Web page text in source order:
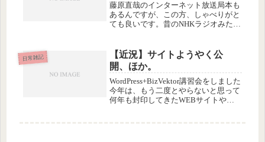
藤原直哉のインターネット放送局本も
あるんですが、この方、しゃべりがと
ても良いです。昔のNHKラジオみたい
まで聞いてしまうのは、内容というよ
り語りの上手さか？内容的には、今
ま...
日常雑記
【近況】サイトようやく公
開、ほか。
WordPress+BizVektor講習会をしました
今年は、もう二度とやらないと思って
何年も封印してきたWEBサイトやブ